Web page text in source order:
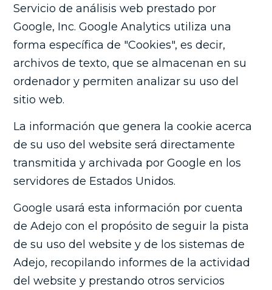
Servicio de análisis web prestado por
Google, Inc. Google Analytics utiliza una
forma específica de "Cookies", es decir,
archivos de texto, que se almacenan en su
ordenador y permiten analizar su uso del
sitio web.
La información que genera la cookie acerca
de su uso del website será directamente
transmitida y archivada por Google en los
servidores de Estados Unidos.
Google usará esta información por cuenta
de Adejo con el propósito de seguir la pista
de su uso del website y de los sistemas de
Adejo, recopilando informes de la actividad
del website y prestando otros servicios